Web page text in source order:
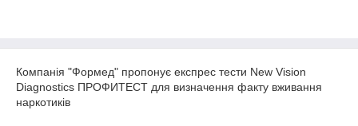
Компанія "Формед" пропонує експрес тести New Vision
Diagnostics ПРОФИТЕСТ для визначення факту вживання
наркотиків